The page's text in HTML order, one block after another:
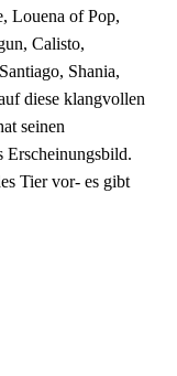
Louena of Pop,
Calisto,
Shania,
diese klangvollen
seinen
Erscheinungsbild.
Tier vor- es gibt